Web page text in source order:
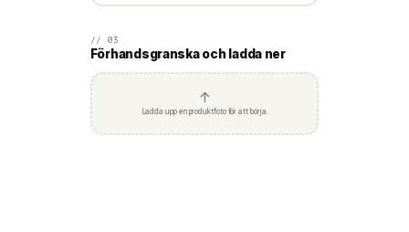
// 03
Förhandsgranska och ladda ner
↑
Ladda upp en produktfoto för att börja.